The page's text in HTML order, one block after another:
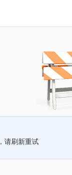
请刷新重试